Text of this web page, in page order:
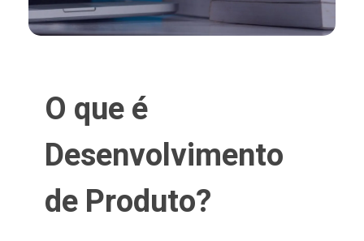
O que é
Desenvolvimento
de Produto?